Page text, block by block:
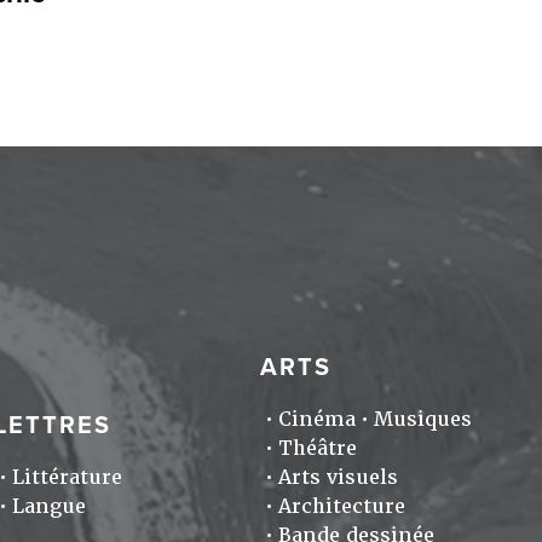
Littérature
Langue
ARTS
Cinéma
Musiques
Théâtre
Arts visuels
Architecture
Bande dessinée